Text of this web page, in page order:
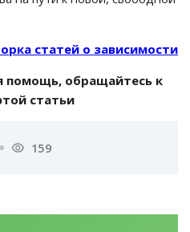
статей о зависимости
помощь, обращайтесь к
статьи
159